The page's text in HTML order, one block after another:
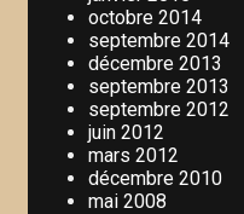
octobre 2014
septembre 2014
décembre 2013
septembre 2013
septembre 2012
juin 2012
mars 2012
décembre 2010
mai 2008